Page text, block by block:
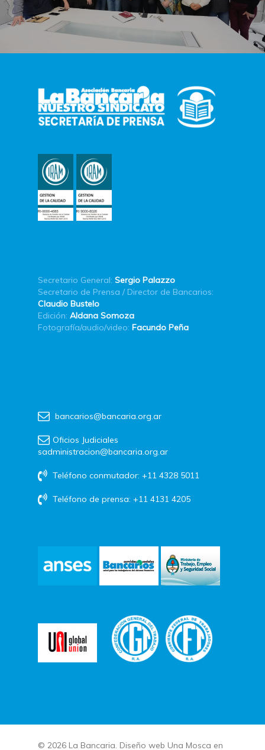
Secretario General: Sergio Palazzo
Secretario de Prensa / Director de Bancarios:
Claudio Bustelo
Edición: Aldana Somoza
Fotografía/audio/video: Facundo Peña
bancarios@bancaria.org.ar
Oficios Judiciales
sadministracion@bancaria.org.ar
Teléfono conmutador: +11 4328 5011
Teléfono de prensa: +11 4131 4205
© 2026 La Bancaria. Diseño web Una Mosca en